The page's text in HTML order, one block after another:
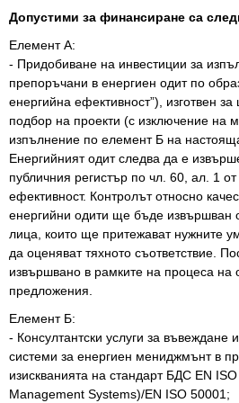
Допустими за финансиране са
Елемент А:
- Придобиване на инвестиции за
препоръчани в енергиен одит по
енергийна ефективност”), изготвен
подбор на проекти (с изключение на
изпълнение по елемент Б на
Енергийният одит следва да е
публичния регистър по чл. 60, ал. 1
ефективност. Контролът относно
енергийни одити ще бъде извършван
лица, които ще притежават нужните
да оценяват тяхното съответствие.
извършвано в рамките на процеса на
предложения.
Елемент Б:
- Консултантски услуги за въвеждане
системи за енергиен мениджмънт в
изискванията на стандарт БДС EN
Management Systems)/EN ISO 50001;